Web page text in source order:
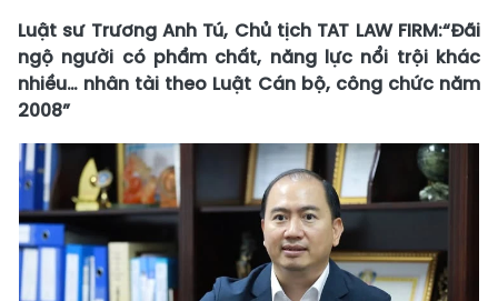
Luật sư Trương Anh Tú, Chủ tịch TAT LAW FIRM:“Đãi
ngộ người có phẩm chất, năng lực nổi trội khác
nhiều… nhân tài theo Luật Cán bộ, công chức năm
2008”